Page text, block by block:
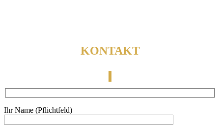
KONTAKT
Ihr Name (Pflichtfeld)